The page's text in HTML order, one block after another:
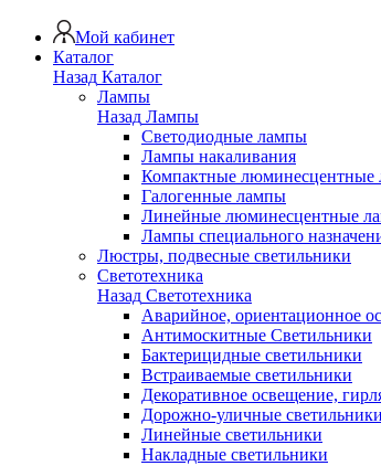
Мой кабинет
Каталог
Назад Каталог
Лампы
Назад Лампы
Светодиодные лампы
Лампы накаливания
Компактные люминесцентные
Галогенные лампы
Линейные люминесцентные
Лампы специального
Люстры, подвесные светильники
Светотехника
Назад Светотехника
Аварийное, ориентационное
Антимоскитные Светильники
Бактерицидные светильники
Встраиваемые светильники
Декоративное освещение,
Дорожно-уличные светильники
Линейные светильники
Накладные светильники